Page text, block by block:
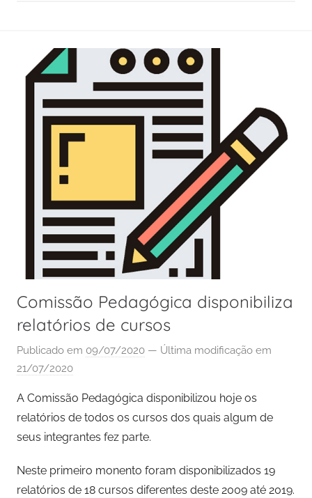
Comissão Pedagógica disponibiliza
relatórios de cursos
Publicado em 09/07/2020 — Última modificação em
21/07/2020
A Comissão Pedagógica disponibilizou hoje os
relatórios de todos os cursos dos quais algum de
seus integrantes fez parte.
Neste primeiro monento foram disponibilizados 19
relatórios de 18 cursos diferentes deste 2009 até 2019.